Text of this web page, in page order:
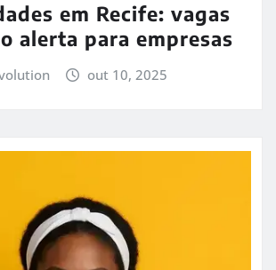
em Recife: vagas
alerta para empresas
out 10, 2025